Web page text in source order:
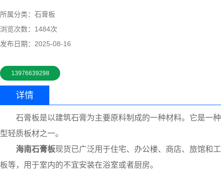
所属分类： 石膏板
浏览次数： 1484次
发布日期： 2025-08-16
13976639298
详情
石膏板是以建筑石膏为主要原料制成的一种材料。它是一
型轻质板材之一。
海南石膏板现货已广泛用于住宅、办公楼、商店、旅馆和
板等，用于室内的不宜安装在浴室或者厨房。